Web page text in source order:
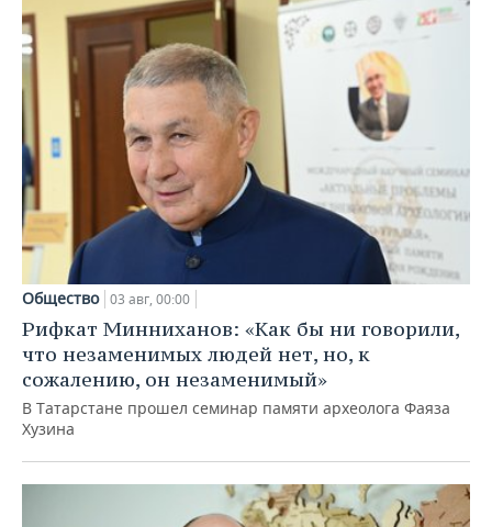
Общество 03 авг, 00:00
Рифкат Минниханов: «Как бы ни говорили,
что незаменимых людей нет, но, к
сожалению, он незаменимый»
В Татарстане прошел семинар памяти археолога Фаяза
Хузина